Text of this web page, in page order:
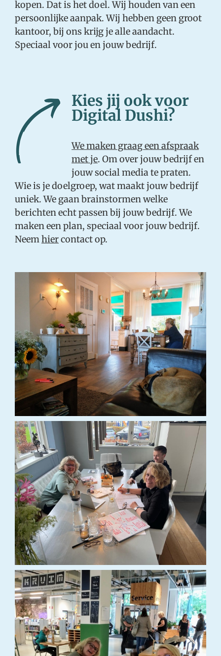
kopen. Dat is het doel. Wij houden van een
persoonlijke aanpak. Wij hebben geen groot
kantoor, bij ons krijg je alle aandacht.
Speciaal voor jou en jouw bedrijf.
Kies jij ook voor
Digital Dushi?
We maken graag een afspraak
met je. Om over jouw bedrijf en
jouw social media te praten.
Wie is je doelgroep, wat maakt jouw bedrijf
uniek. We gaan brainstormen welke
berichten echt passen bij jouw bedrijf. We
maken een plan, speciaal voor jouw bedrijf.
Neemhiercontact op.